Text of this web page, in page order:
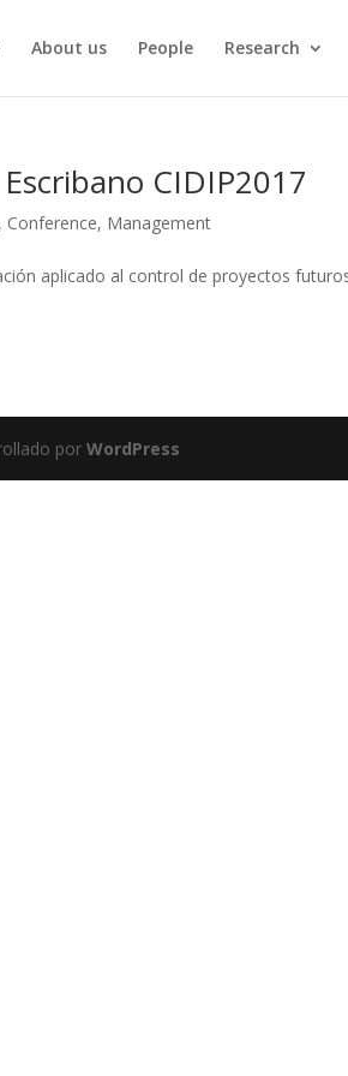
About us People Research
CIDIP2017
, Conference, Management
aplicado al control de proyectos
porWordPress